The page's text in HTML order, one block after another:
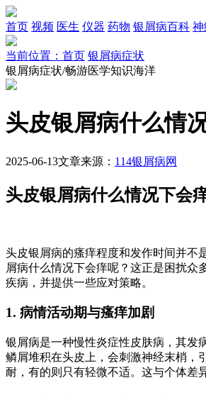
首页 视频 医生 仪器 药物 银屑病百科 神
当前位置：首页 银屑病症状
银屑病症状/畅游医学知识海洋
头皮银屑病什么情
2025-06-13文章来源： 114银屑病网
头皮银屑病什么情况下会
头皮银屑病的瘙痒程度和发作时间并不
屑病什么情况下会痒呢？这正是困扰众
疾病，并提供一些应对策略。
1. 病情活动期与瘙痒加剧
银屑病是一种慢性炎症性皮肤病，其发
鳞屑堆积在头皮上，会刺激神经末梢，
耐，有的则只有轻微不适。这与个体差